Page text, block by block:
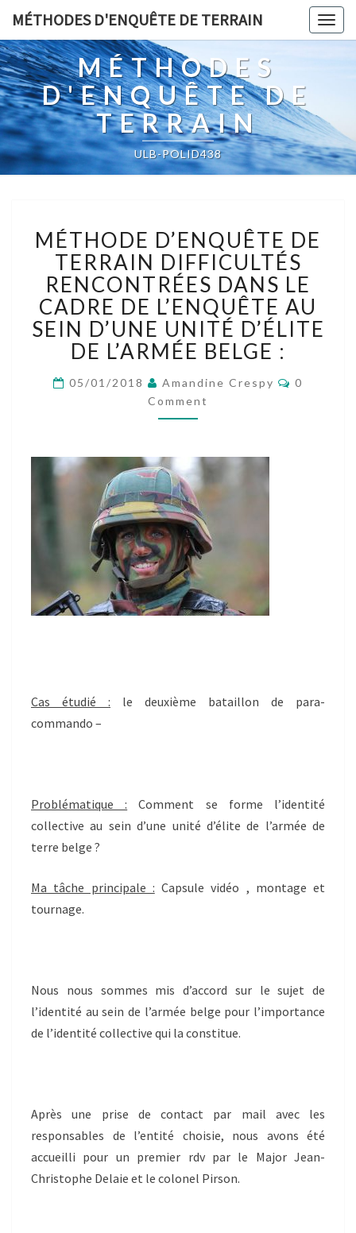
MÉTHODES D'ENQUÊTE DE TERRAIN
MÉTHODES
D'ENQUÊTE DE
TERRAIN
ULB-POLID438
D’ENQUÊTE
DE
TERRAIN
DIFFICULTÉS
RENCONTRÉES
DANS
LE
CADRE
DE
L’ENQUÊTE
UNITÉ
D’ÉLITE
DE
L’ARMÉE
BELGE
:
MÉTHODE D’ENQUÊTE DE
TERRAIN DIFFICULTÉS
RENCONTRÉES DANS LE
CADRE DE L’ENQUÊTE AU
SEIN D’UNE UNITÉ D’ÉLITE
DE L’ARMÉE BELGE :
05/01/2018 Amandine Crespy
0
Comment
Cas étudié : le deuxième bataillon de para-
commando –
Problématique : Comment se forme l’identité
collective au sein d’une unité d’élite de l’armée de
terre belge ?
Ma tâche principale : Capsule vidéo , montage et
tournage.
Nous nous sommes mis d’accord sur le sujet de
l’identité au sein de l’armée belge pour l’importance
de l’identité collective qui la constitue.
Après une prise de contact par mail avec les
responsables de l’entité choisie, nous avons été
accueilli pour un premier rdv par le Major Jean-
Christophe Delaie et le colonel Pirson.